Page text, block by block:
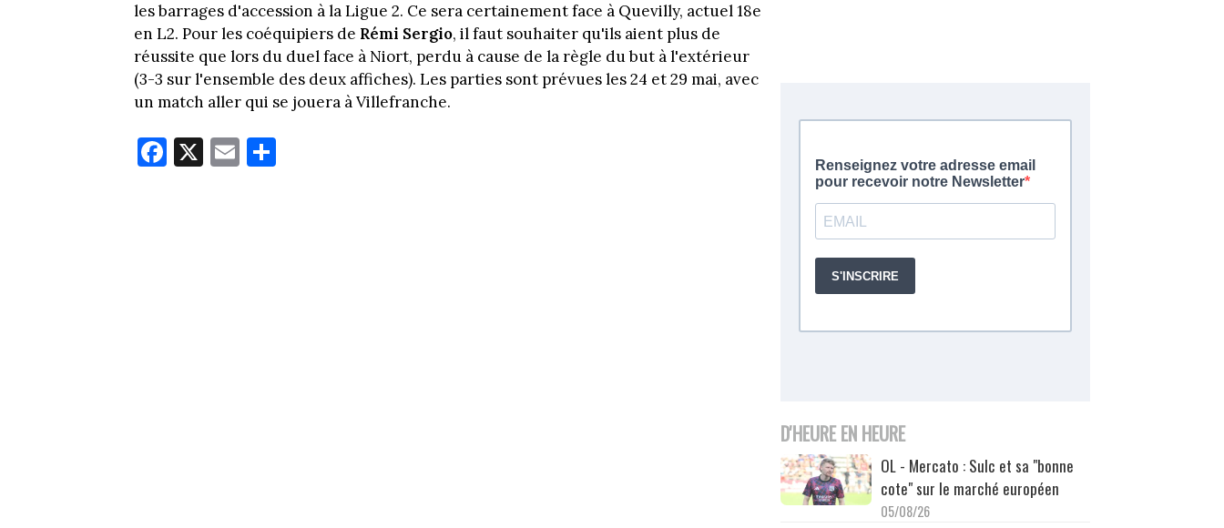
les barrages d'accession à la Ligue 2. Ce sera certainement face à Quevilly, actuel 18e
en L2. Pour les coéquipiers de Rémi Sergio, il faut souhaiter qu'ils aient plus de
réussite que lors du duel face à Niort, perdu à cause de la règle du but à l'extérieur
(3-3 sur l'ensemble des deux affiches). Les parties sont prévues les 24 et 29 mai, avec
un match aller qui se jouera à Villefranche.
Fa
ce
X E
m
D'HEURE EN HEURE
OL - Mercato : Sulc et sa "bonne
cote" sur le marché européen
05/08/26